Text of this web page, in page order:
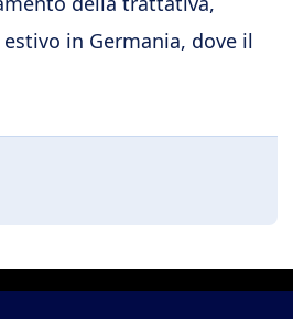
in Germania, dove il